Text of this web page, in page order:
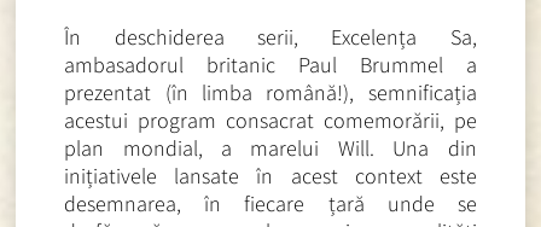
În deschiderea serii, Excelența Sa,
ambasadorul britanic Paul Brummel a
prezentat (în limba română!), semnificația
acestui program consacrat comemorării, pe
plan mondial, a marelui Will. Una din
inițiativele lansate în acest context este
desemnarea, în fiecare țară unde se